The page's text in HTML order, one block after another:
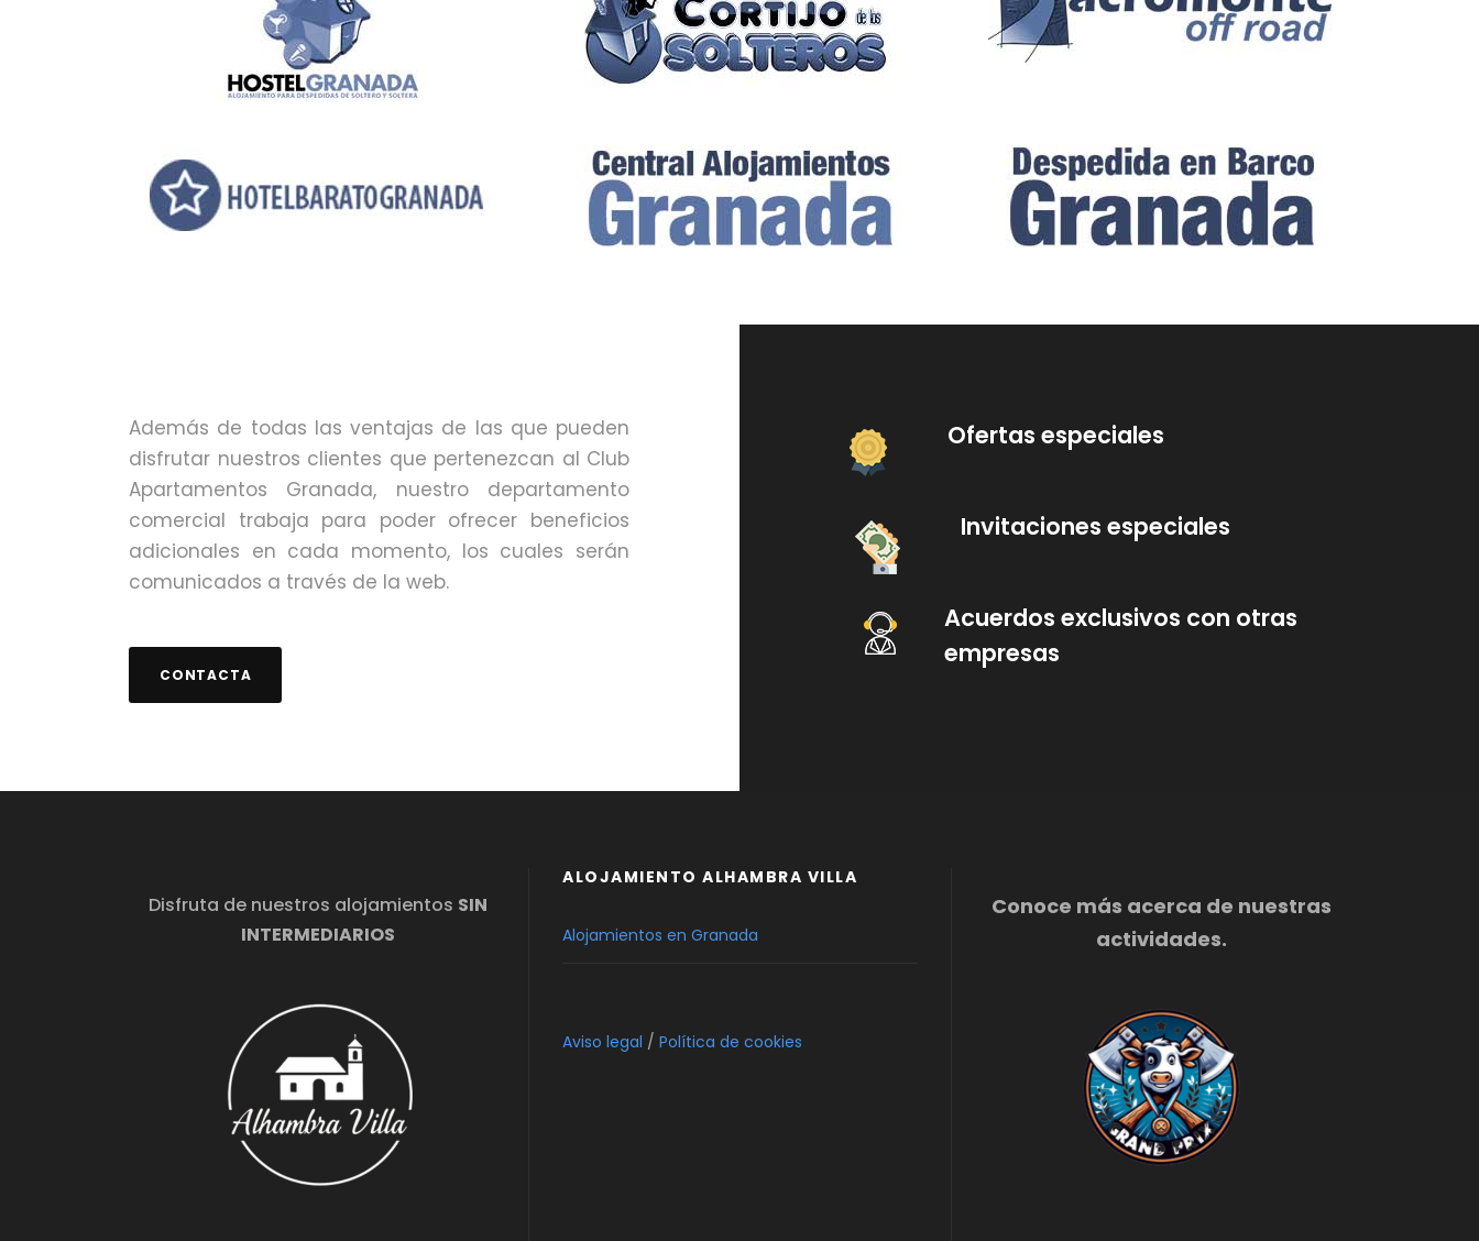
Además de todas las ventajas de las que pueden
disfrutar nuestros clientes que pertenezcan al Club
Apartamentos Granada, nuestro departamento
comercial trabaja para poder ofrecer beneficios
adicionales en cada momento, los cuales serán
comunicados a través de la web.
CONTACTA
Ofertas especiales
Invitaciones especiales
Acuerdos exclusivos con otras
empresas
Disfruta de nuestros alojamientos SIN
INTERMEDIARIOS
ALOJAMIENTO ALHAMBRA VILLA
Alojamientos en Granada
Aviso legal /Política de cookies
Conoce más acerca de nuestras
actividades.